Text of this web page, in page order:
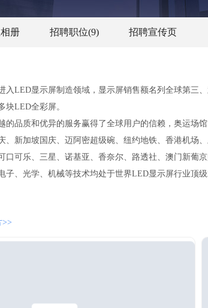
册 招聘职位(9) 招聘宣传页
LED显示屏制造领域，显示屏销售额名列全球第三
块LED全彩屏。
质和优异的服务赢得了全球用户的信赖，奥运场馆
、新加坡国庆、迈阿密超级碗、纽约地铁、香港机场
口可乐、三星、诺基亚、香奈尔、路透社、澳门新葡
、光学、机械等技术均处于世界LED显示屏行业顶
彩屏均能满足客户需要。
>>